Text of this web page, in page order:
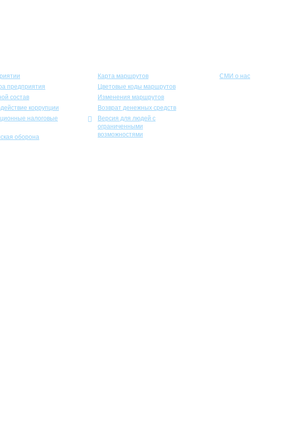
предприятия
состав
коррупции
налоговые
оборона
Карта маршрутов
Цветовые коды маршрутов
Изменения маршрутов
Возврат денежных средств
Версия для людей с
ограниченными
возможностями
СМИ о нас